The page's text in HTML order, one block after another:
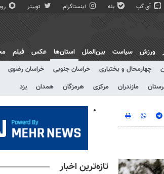
آی گپ بله اینستاگرام توییتر
ورزش سیاست بین‌الملل
استان‌ها
چهارمحال و بختیاری خراسان جنوبی خراسان رضوی
مازندران مرکزی هرمزگان همدان یزد
عکس فیلم
تازه‌ترین اخبار